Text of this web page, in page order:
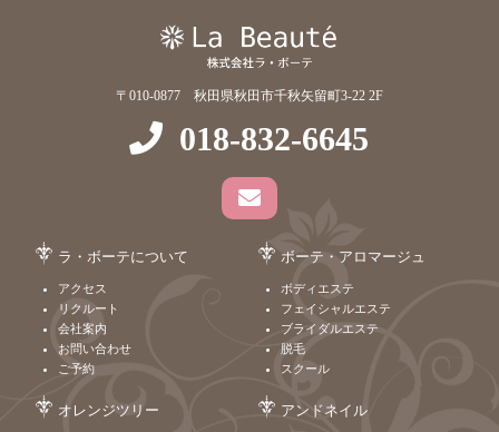
〒010-0877 秋田県秋田市千秋矢留町3-22 2F
018-832-6645
ラ・ボーテについて
アクセス
リクルート
会社案内
お問い合わせ
ご予約
ボーテ・アロマージュ
ボディエステ
フェイシャルエステ
ブライダルエステ
脱毛
スクール
オレンジツリー アンドネイル